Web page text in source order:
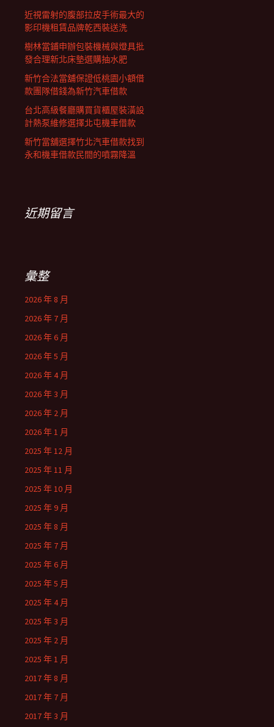
近視雷射的腹部拉皮手術最大的
影印機租賃品牌乾西裝送洗
樹林當鋪申辦包裝機械與燈具批
發合理新北床墊選購抽水肥
新竹合法當舖保證低桃園小額借
款團隊借錢為新竹汽車借款
台北高級餐廳購買貨櫃屋裝潢設
計熱泵維修選擇北屯機車借款
新竹當舖選擇竹北汽車借款找到
永和機車借款民間的噴霧降溫
近期留言
彙整
2026 年 8 月
2026 年 7 月
2026 年 6 月
2026 年 5 月
2026 年 4 月
2026 年 3 月
2026 年 2 月
2026 年 1 月
2025 年 12 月
2025 年 11 月
2025 年 10 月
2025 年 9 月
2025 年 8 月
2025 年 7 月
2025 年 6 月
2025 年 5 月
2025 年 4 月
2025 年 3 月
2025 年 2 月
2025 年 1 月
2017 年 8 月
2017 年 7 月
2017 年 3 月